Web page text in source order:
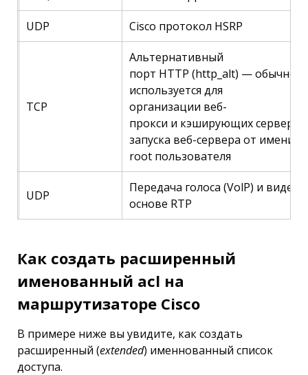
UDP Cisco протокол HSRP
TCP
Альтернативный
порт HTTP (http_alt) — обычно
используется для
организации веб-
прокси и кэширующих
запуска веб-сервера от имени
root пользователя
UDP
Передача голоса (VolP) и видео
основе RTP
Как создать расширенный
именованный acl на
маршрутизаторе Cisco
В примере ниже вы увидите, как создать
расширенный (extended) именнованный список
доступа.